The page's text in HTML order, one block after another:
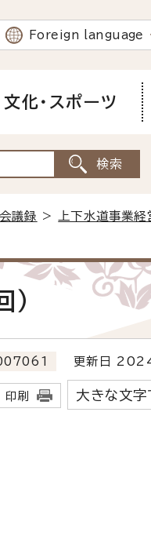
Foreign language
文化・スポーツ
議録 > 上下水道事業経
更新日 2024
印刷 大きな文字